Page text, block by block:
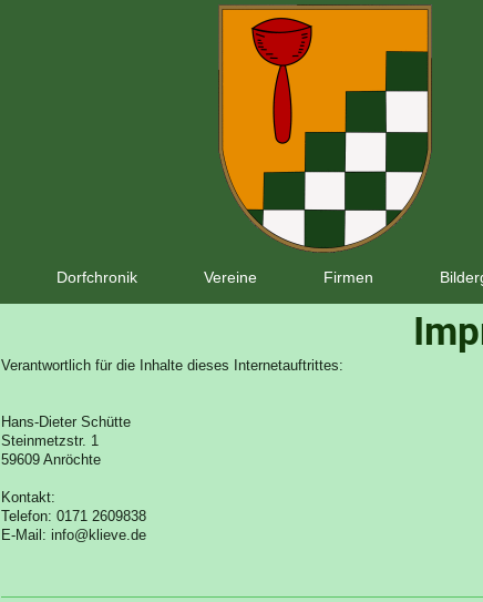
Dorfchronik Vereine Firmen
Verantwortlich für die Inhalte dieses Internetauftrittes:
Hans-Dieter Schütte
Steinmetzstr. 1
59609 Anröchte
Kontakt:
Telefon: 0171 2609838
E-Mail: info@klieve.de